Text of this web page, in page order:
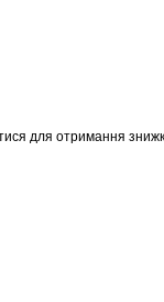
для отримання